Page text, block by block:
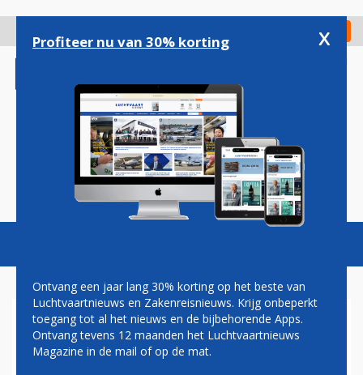
gaan
Check in
Magazine Podcasts Vacatures
'IAG OOK GEÏNTERESSEERD IN
FLYBE'
Profiteer nu van 30% korting x
Ontvang een jaar lang 30% korting op het beste van
Luchtvaartnieuws en Zakenreisnieuws. Krijg onbeperkt
toegang tot al het nieuws en de bijbehorende Apps.
Ontvang tevens 12 maanden het Luchtvaartnieuws
Magazine in de mail of op de mat.